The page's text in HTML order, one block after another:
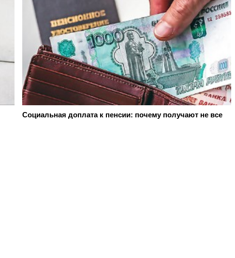
Социальная доплата к пенсии: почему получают не все